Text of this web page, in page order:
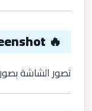
🔥 Screenshot سريع
تصور الشاشة